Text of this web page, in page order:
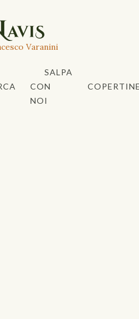
Varanini
SALPA
CON
NOI
COPERTINE